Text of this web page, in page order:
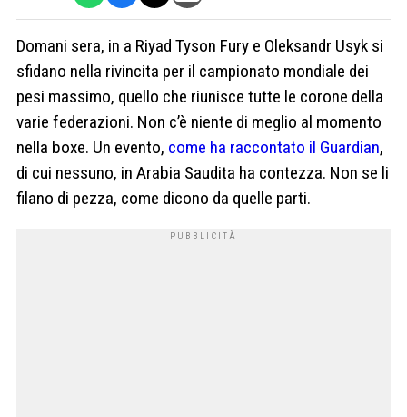
Domani sera, in a Riyad Tyson Fury e Oleksandr Usyk si
sfidano nella rivincita per il campionato mondiale dei
pesi massimo, quello che riunisce tutte le corone della
varie federazioni. Non c’è niente di meglio al momento
nella boxe. Un evento, come ha raccontato il Guardian,
di cui nessuno, in Arabia Saudita ha contezza. Non se li
filano di pezza, come dicono da quelle parti.